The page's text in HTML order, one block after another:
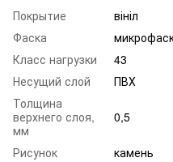
Покрытие
вініл
Фаска
Класс нагрузки
43
Несущий слой
ПВХ
Толщина
верхнего слоя,
мм
0,5
Рисунок
камень